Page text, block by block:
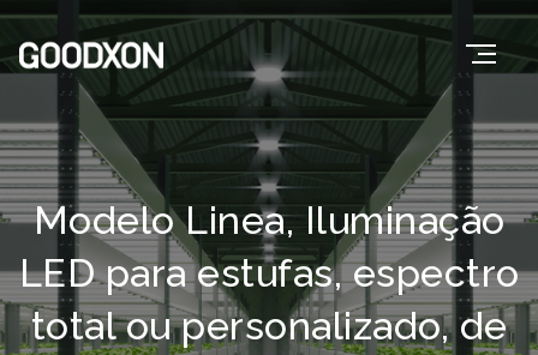
Modelo Linea, Iluminação
LED para estufas, espectro
total ou personalizado, de